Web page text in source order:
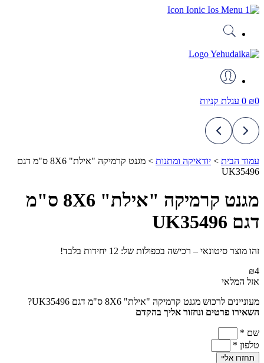
דלג
₪0
0 עגלת קניות
עמוד הבית > יודאיקה ומתנות >
מגנט קרמיקה "אילת" 8X6 ס"מ דגם
UK35496
מגנט קרמיקה "אילת" 8X6 ס"מ
דגם UK35496
זהו מוצר סיטונאי – רכישה בכפולות של: 12 יחידות בלבד!
₪4
אזל המלאי
מעוניינים לרכוש מגנט קרמיקה "אילת" 8X6 ס"מ דגם UK35496?
השאירו פרטים ונחזור אליך בהקדם
שם *
טלפון *
תחזרו אליי